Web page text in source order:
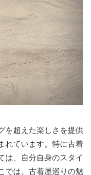
を超えた楽しさを提供
れています。特に古着
は、自分自身のスタイ
では、古着屋巡りの魅